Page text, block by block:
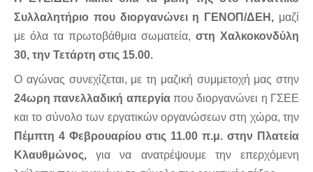
Συλλαλητήριο που διοργανώνει η ΓΕΝΟΠ/ΔΕΗ, μαζί
με όλα τα πρωτοβάθμια σωματεία, στη Χαλκοκονδύλη
30, την Τετάρτη στις 15.00.
Ο αγώνας συνεχίζεται, με τη μαζική συμμετοχή μας στην
24ωρη πανελλαδική απεργίαπου διοργανώνει η ΓΣΕΕ
και το σύνολο των εργατικών οργανώσεων στη χώρα, την
Πέμπτη 4 Φεβρουαρίου στις 11.00 π.μ. στην Πλατεία
Κλαυθμώνος, για να ανατρέψουμε την επερχόμενη